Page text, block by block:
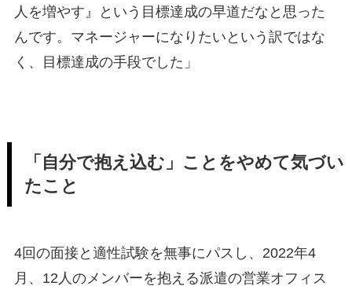
人を増やす』という目標達成の早道だなと思った
んです。マネージャーになりたいという訳ではな
く、目標達成の手段でした」
「自分で抱え込む」ことをやめて気づい
たこと
4回の面接と適性試験を無事にパスし、2022年4
月、12人のメンバーを抱える派遣の営業オフィス